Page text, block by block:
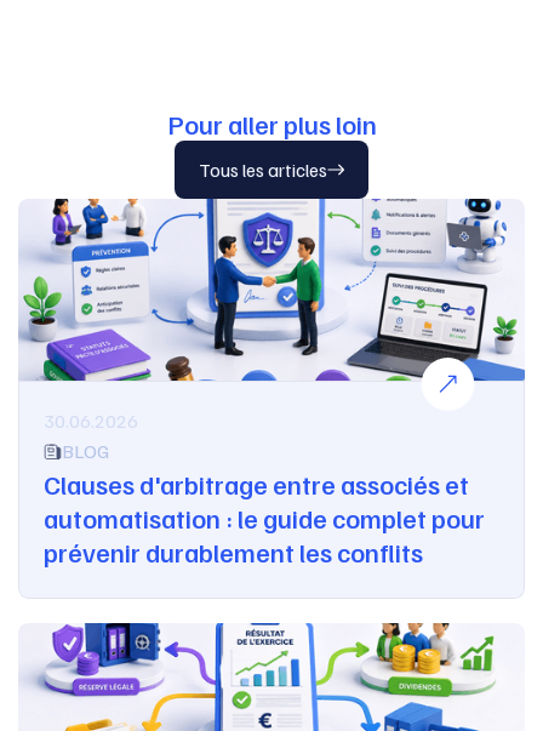
Pour aller plus loin
Tous les articles
30.06.2026
BLOG
Clauses d'arbitrage entre associés et
automatisation : le guide complet pour
prévenir durablement les conflits